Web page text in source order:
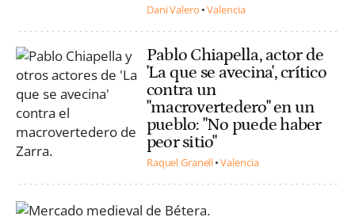
Dani Valero Valencia
Pablo Chiapella, actor de
'La que se avecina', crítico
contra un
"macrovertedero" en un
pueblo: "No puede haber
peor sitio"
Raquel Granell Valencia